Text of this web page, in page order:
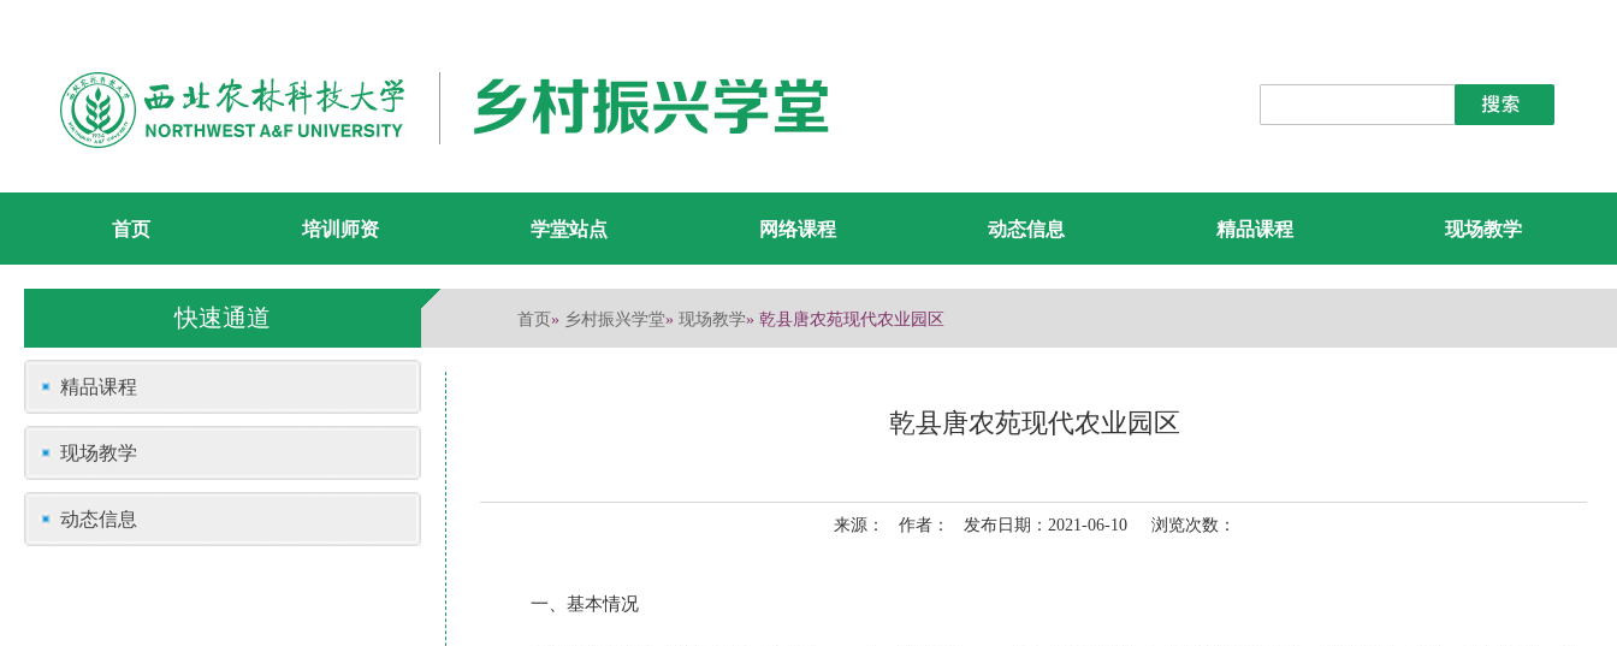
首页 培训师资 学堂站点 网络课程 动态信息 精品课程 现场教学
快速通道 首页» 乡村振兴学堂» 现场教学» 乾县唐农苑现代农业园区
精品课程
现场教学
动态信息
乾县唐农苑现代农业园区
来源： 作者： 发布日期：2021-06-10 浏览次数：
一、基本情况